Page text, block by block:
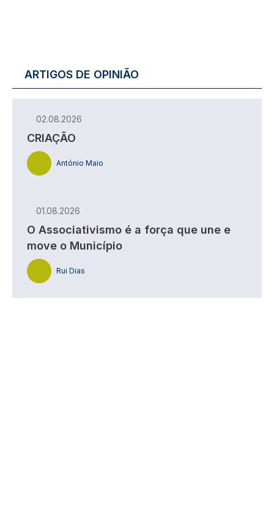
ARTIGOS DE OPINIÃO
02.08.2026
CRIAÇÃO
António Maio
01.08.2026
O Associativismo é a força que une e
move o Município
Rui Dias